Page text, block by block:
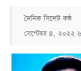
দৈনিক সিলেট কন্ঠ
সেপ্টেম্বর ৪, ২০২২